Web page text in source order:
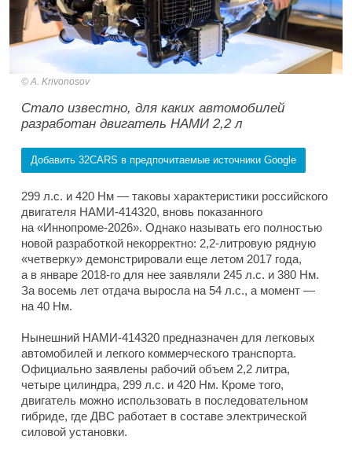
A. Krivonosov
Стало известно, для каких автомобилей
разработан двигатель НАМИ 2,2 л
Добавить 32CARS в предпочитаемые источники Google
299 л.с. и 420 Нм — таковы характеристики российского
двигателя НАМИ-414320, вновь показанного
на «Иннопроме-2026». Однако называть его полностью
новой разработкой некорректно: 2,2-литровую рядную
«четверку» демонстрировали еще летом 2017 года,
а в январе 2018-го для нее заявляли 245 л.с. и 380 Нм.
За восемь лет отдача выросла на 54 л.с., а момент —
на 40 Нм.
Нынешний НАМИ-414320 предназначен для легковых
автомобилей и легкого коммерческого транспорта.
Официально заявлены рабочий объем 2,2 литра,
четыре цилиндра, 299 л.с. и 420 Нм. Кроме того,
двигатель можно использовать в последовательном
гибриде, где ДВС работает в составе электрической
силовой установки.